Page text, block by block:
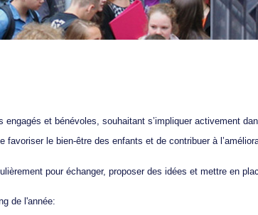
et bénévoles, souhaitant s’impliquer activement
le bien-être des enfants et de contribuer à
pour échanger, proposer des idées et mettre en
de l'année: